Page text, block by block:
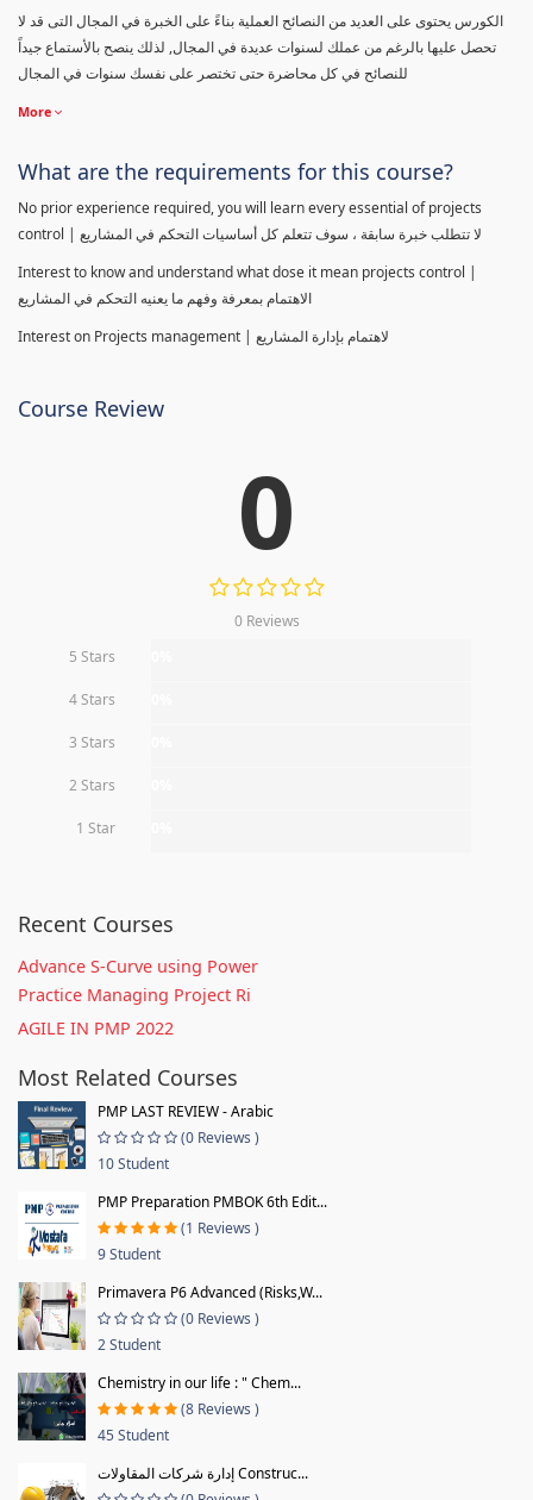
الكورس يحتوى على العديد من النصائح العملية بناءً على الخبرة في المجال التى قد لا
تحصل عليها بالرغم من عملك لسنوات عديدة في المجال, لذلك ينصح بالأستماع جيداً
للنصائح في كل محاضرة حتى تختصر على نفسك سنوات في المجال
More
What are the requirements for this course?
No prior experience required, you will learn every essential of projects
control | لا تتطلب خبرة سابقة ، سوف تتعلم كل أساسيات التحكم في المشاريع
Interest to know and understand what dose it mean projects control |
الاهتمام بمعرفة وفهم ما يعنيه التحكم في المشاريع
Interest on Projects management | لاهتمام بإدارة المشاريع
Course Review
0
0 Reviews
5 Stars
4 Stars
3 Stars
2 Stars
1 Star
Recent Courses
Advance S-Curve using Power
Practice Managing Project Ri
AGILE IN PMP 2022
Most Related Courses
PMP LAST REVIEW - Arabic
(0 Reviews )
10 Student
PMP Preparation PMBOK 6th Edit...
(1 Reviews )
9 Student
Primavera P6 Advanced (Risks,W...
(0 Reviews )
2 Student
Chemistry in our life : " Chem...
(8 Reviews )
45 Student
إدارة شركات المقاولات Construc...